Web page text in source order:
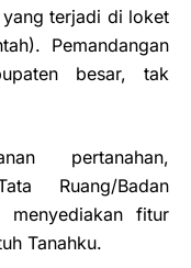
terjadi di loket
Pemandangan
besar, tak
pertanahan,
Ruang/Badan
menyediakan fitur
Tanahku.